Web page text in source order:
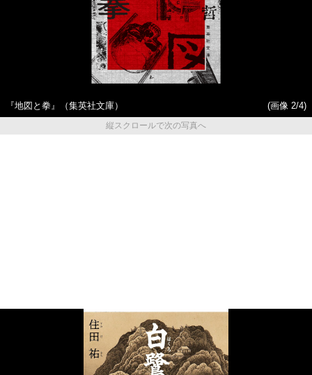
『地図と拳』（集英社文庫）
(画像 2/4)
縦スクロールで次の写真へ